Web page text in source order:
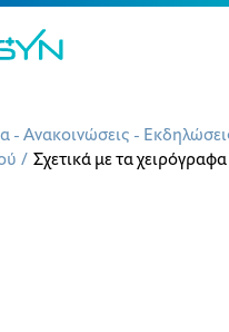
- Ανακοινώσεις -
/ Σχετικά με τα